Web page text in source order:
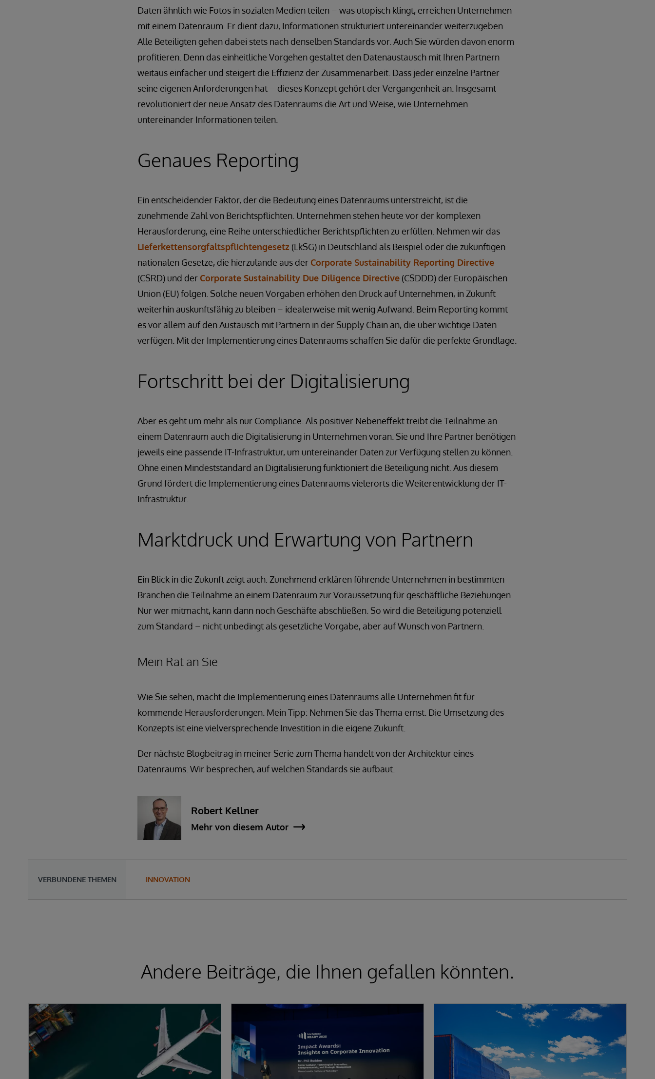
Daten ähnlich wie Fotos in sozialen Medien teilen – was utopisch klingt, erreichen Unternehmen
mit einem Datenraum. Er dient dazu, Informationen strukturiert untereinander weiterzugeben.
Alle Beteiligten gehen dabei stets nach denselben Standards vor. Auch Sie würden davon enorm
profitieren. Denn das einheitliche Vorgehen gestaltet den Datenaustausch mit Ihren Partnern
weitaus einfacher und steigert die Effizienz der Zusammenarbeit. Dass jeder einzelne Partner
seine eigenen Anforderungen hat – dieses Konzept gehört der Vergangenheit an. Insgesamt
revolutioniert der neue Ansatz des Datenraums die Art und Weise, wie Unternehmen
untereinander Informationen teilen.
Genaues Reporting
Ein entscheidender Faktor, der die Bedeutung eines Datenraums unterstreicht, ist die
zunehmende Zahl von Berichtspflichten. Unternehmen stehen heute vor der komplexen
Herausforderung, eine Reihe unterschiedlicher Berichtspflichten zu erfüllen. Nehmen wir das
Lieferkettensorgfaltspflichtengesetz (LkSG) in Deutschland als Beispiel oder die zukünftigen
nationalen Gesetze, die hierzulande aus der Corporate Sustainability Reporting Directive
(CSRD) und der Corporate Sustainability Due Diligence Directive (CSDDD) der Europäischen
Union (EU) folgen. Solche neuen Vorgaben erhöhen den Druck auf Unternehmen, in Zukunft
weiterhin auskunftsfähig zu bleiben – idealerweise mit wenig Aufwand. Beim Reporting kommt
es vor allem auf den Austausch mit Partnern in der Supply Chain an, die über wichtige Daten
verfügen. Mit der Implementierung eines Datenraums schaffen Sie dafür die perfekte Grundlage.
Fortschritt bei der Digitalisierung
Aber es geht um mehr als nur Compliance. Als positiver Nebeneffekt treibt die Teilnahme an
einem Datenraum auch die Digitalisierung in Unternehmen voran. Sie und Ihre Partner benötigen
jeweils eine passende IT-Infrastruktur, um untereinander Daten zur Verfügung stellen zu können.
Ohne einen Mindeststandard an Digitalisierung funktioniert die Beteiligung nicht. Aus diesem
Grund fördert die Implementierung eines Datenraums vielerorts die Weiterentwicklung der IT-
Infrastruktur.
Marktdruck und Erwartung von Partnern
Ein Blick in die Zukunft zeigt auch: Zunehmend erklären führende Unternehmen in bestimmten
Branchen die Teilnahme an einem Datenraum zur Voraussetzung für geschäftliche Beziehungen.
Nur wer mitmacht, kann dann noch Geschäfte abschließen. So wird die Beteiligung potenziell
zum Standard – nicht unbedingt als gesetzliche Vorgabe, aber auf Wunsch von Partnern.
Mein Rat an Sie
Wie Sie sehen, macht die Implementierung eines Datenraums alle Unternehmen fit für
kommende Herausforderungen. Mein Tipp: Nehmen Sie das Thema ernst. Die Umsetzung des
Konzepts ist eine vielversprechende Investition in die eigene Zukunft.
Der nächste Blogbeitrag in meiner Serie zum Thema handelt von der Architektur eines
Datenraums. Wir besprechen, auf welchen Standards sie aufbaut.
Robert Kellner
Mehr von diesem Autor
VERBUNDENE THEMEN INNOVATION
Andere Beiträge, die Ihnen gefallen könnten.